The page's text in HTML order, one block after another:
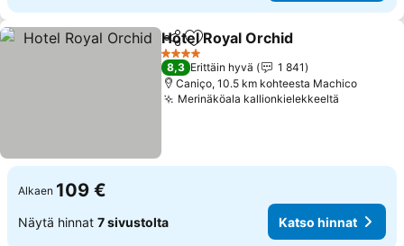
Jaa Lisää suosikkeihin
Hotel Royal Orchid
4 Tähtiluokitus
8,3 Erittäin hyvä
1 841
Caniço, 10.5 km kohteesta Machico
Merinäköala kallionkielekkeeltä
Alkaen 109 €
Näytä hinnat 7 sivustolta Katso hinnat